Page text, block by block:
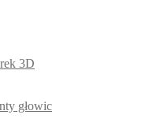
3D
głowic